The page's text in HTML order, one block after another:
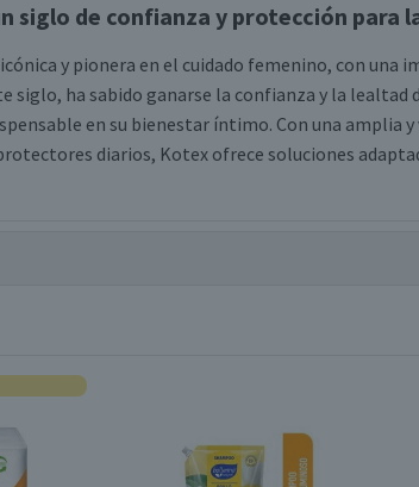
siglo de confianza y protección para
y pionera en el cuidado femenino, con una
siglo, ha sabido ganarse la confianza y la
en su bienestar íntimo. Con una amplia
diarios, Kotex ofrece soluciones